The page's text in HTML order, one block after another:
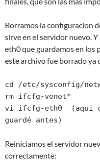
Borramos la configuracion
sirve en el servidor nuevo.
eth0 que guardamos en los
este archivo fue borrado ya
cd /etc/sysconfig/
rm ifcfg-venet*
vi ifcfg-eth0  (aqui
guardé antes)
Reiniciamos el servidor
correctamente: